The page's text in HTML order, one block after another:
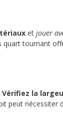
et jouer
tournant
Vérifiez la
peut